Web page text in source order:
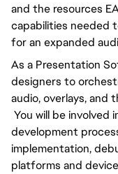
and the resources
capabilities needed
for an expanded
As a Presentation
designers to
audio, overlays,
You will be
development
implementation,
platforms and